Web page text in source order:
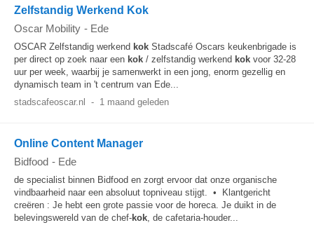
Zelfstandig Werkend Kok
Oscar Mobility - Ede
OSCAR Zelfstandig werkend kok Stadscafé Oscars keukenbrigade is
per direct op zoek naar een kok / zelfstandig werkend kok voor 32-28
uur per week, waarbij je samenwerkt in een jong, enorm gezellig en
dynamisch team in 't centrum van Ede...
stadscafeoscar.nl
- 1 maand geleden
Online Content Manager
Bidfood - Ede
de specialist binnen Bidfood en zorgt ervoor dat onze organische
vindbaarheid naar een absoluut topniveau stijgt. • Klantgericht
creëren : Je hebt een grote passie voor de horeca. Je duikt in de
belevingswereld van de chef-kok, de cafetaria-houder...